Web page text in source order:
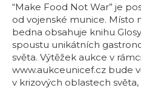
“Make Food Not War” je
od vojenské munice.
bedna obsahuje knihu
spoustu unikátních
světa. Výtěžek aukce v
www.aukceunicef.cz bude
v krizových oblastech